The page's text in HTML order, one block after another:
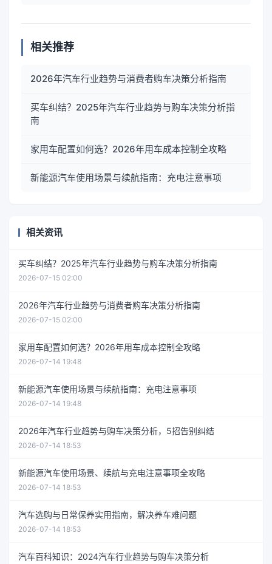
相关推荐
2026年汽车行业趋势与消费者购车决策分析指南
买车纠结？2025年汽车行业趋势与购车决策分析指
南
家用车配置如何选？2026年用车成本控制全攻略
新能源汽车使用场景与续航指南：充电注意事项
相关资讯
买车纠结？2025年汽车行业趋势与购车决策分析指南
2026-07-15 02:00
2026年汽车行业趋势与消费者购车决策分析指南
2026-07-15 02:00
家用车配置如何选？2026年用车成本控制全攻略
2026-07-14 19:48
新能源汽车使用场景与续航指南：充电注意事项
2026-07-14 19:48
2026年汽车行业趋势与购车决策分析，5招告别纠结
2026-07-14 18:53
新能源汽车使用场景、续航与充电注意事项全攻略
2026-07-14 18:53
汽车选购与日常保养实用指南，解决养车难问题
2026-07-14 18:53
汽车百科知识：2024汽车行业趋势与购车决策分析